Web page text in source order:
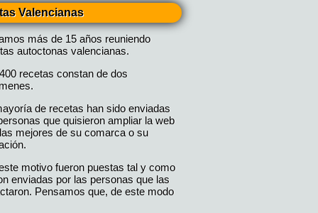
Valencianas
más de 15 años reuniendo
autoctonas valencianas.
recetas constan de dos
de recetas han sido enviadas
que quisieron ampliar la web
mejores de su comarca o su
motivo fueron puestas tal y como
enviadas por las personas que las
Pensamos que, de este modo